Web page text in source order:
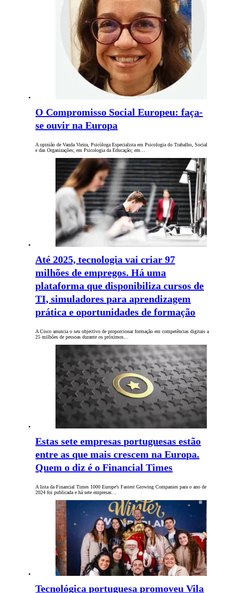
O Compromisso Social Europeu: faça-
se ouvir na Europa
A opinião de Vanda Vieira, Psicóloga Especialista em Psicologia do Trabalho, Social
e das Organizações; em Psicologia da Educação; em…
Até 2025, tecnologia vai criar 97
milhões de empregos. Há uma
plataforma que disponibiliza cursos de
TI, simuladores para aprendizagem
prática e oportunidades de formação
A Cisco anuncia o seu objectivo de proporcionar formação em competências digitais a
25 milhões de pessoas durante os próximos…
Estas sete empresas portuguesas estão
entre as que mais crescem na Europa.
Quem o diz é o Financial Times
A lista da Financial Times 1000 Europe’s Fastest Growing Companies para o ano de
2024 foi publicada e há sete empresas…
Tecnológica portuguesa promoveu Vila